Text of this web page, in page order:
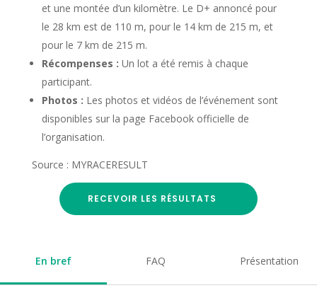
et une montée d’un kilomètre. Le D+ annoncé pour
le 28 km est de 110 m, pour le 14 km de 215 m, et
pour le 7 km de 215 m.
Récompenses : Un lot a été remis à chaque
participant.
Photos : Les photos et vidéos de l’événement sont
disponibles sur la page Facebook officielle de
l’organisation.
Source : MYRACERESULT
RECEVOIR LES RÉSULTATS
En bref FAQ Présentation